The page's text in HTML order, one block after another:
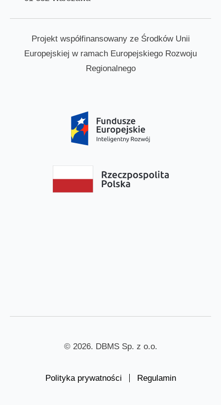
Projekt współfinansowany ze Środków Unii
Europejskiej w ramach Europejskiego Rozwoju
Regionalnego
© 2026. DBMS Sp. z o.o.
Polityka prywatności Regulamin